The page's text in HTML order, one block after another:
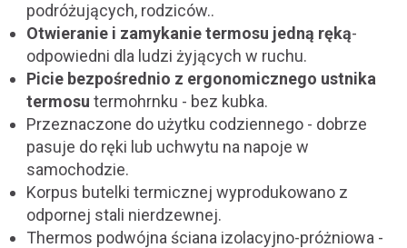
podróżujących, rodziców..
Otwieranie i zamykanie termosu jedną ręką-
odpowiedni dla ludzi żyjących w ruchu.
Picie bezpośrednio z ergonomicznego ustnika
termosu termohrnku - bez kubka.
Przeznaczone do użytku codziennego - dobrze
pasuje do ręki lub uchwytu na napoje w
samochodzie.
Korpus butelki termicznej wyprodukowano z
odpornej stali nierdzewnej.
Thermos podwójna ściana izolacyjno-próżniowa -